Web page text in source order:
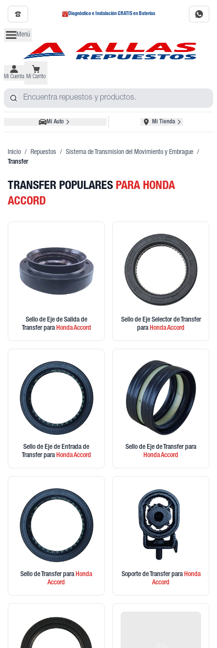
Diagnóstico e Instalación GRATIS en Baterías
Menú
Mi Cuenta Mi Carrito
Mi Auto Mi Tienda
Inicio / Repuestos / Sistema de Transmision del Movimiento y Embrague /
Transfer
TRANSFER POPULARES PARA HONDA
ACCORD
Sello de Eje de Salida de
Transfer paraHondaAccord
Sello de Eje Selector de Transfer
paraHondaAccord
Sello de Eje de Entrada de
Transfer paraHondaAccord
Sello de Eje de Transfer para
HondaAccord
Sello de Transfer paraHonda
Accord
Soporte de Transfer paraHonda
Accord